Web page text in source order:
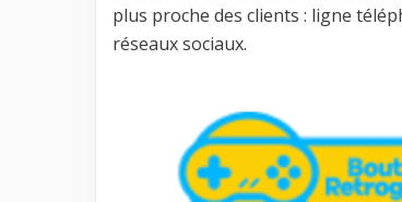
plus proche des clients : ligne
réseaux sociaux.